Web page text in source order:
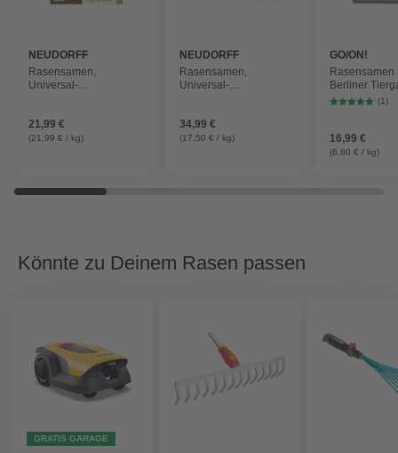
NEUDORFF
Rasensamen,
Universal-
21,99 €
(21,99 € / kg)
NEUDORFF
Rasensamen,
Universal-
34,99 €
(17,50 € / kg)
GO/ON!
Rasensamen
Berliner
(1)
16,99 €
(6,80 € / kg)
Könnte zu Deinem Rasen passen
GRATIS GARAGE